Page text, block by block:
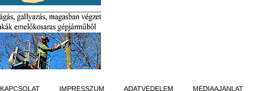
KAPCSOLAT IMPRESSZUM ADATVÉDELEM MÉDIAAJÁNLAT